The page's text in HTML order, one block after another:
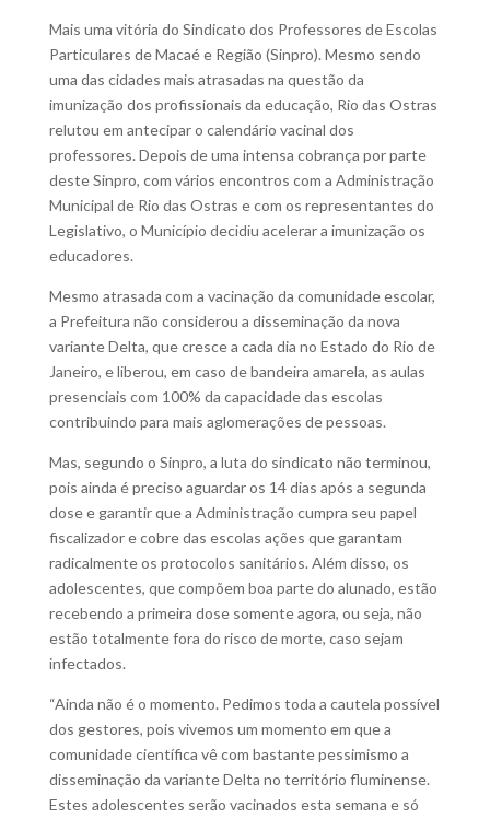
Mais uma vitória do Sindicato dos Professores de Escolas
Particulares de Macaé e Região (Sinpro). Mesmo sendo
uma das cidades mais atrasadas na questão da
imunização dos profissionais da educação, Rio das Ostras
relutou em antecipar o calendário vacinal dos
professores. Depois de uma intensa cobrança por parte
deste Sinpro, com vários encontros com a Administração
Municipal de Rio das Ostras e com os representantes do
Legislativo, o Município decidiu acelerar a imunização os
educadores.
Mesmo atrasada com a vacinação da comunidade escolar,
a Prefeitura não considerou a disseminação da nova
variante Delta, que cresce a cada dia no Estado do Rio de
Janeiro, e liberou, em caso de bandeira amarela, as aulas
presenciais com 100% da capacidade das escolas
contribuindo para mais aglomerações de pessoas.
Mas, segundo o Sinpro, a luta do sindicato não terminou,
pois ainda é preciso aguardar os 14 dias após a segunda
dose e garantir que a Administração cumpra seu papel
fiscalizador e cobre das escolas ações que garantam
radicalmente os protocolos sanitários. Além disso, os
adolescentes, que compõem boa parte do alunado, estão
recebendo a primeira dose somente agora, ou seja, não
estão totalmente fora do risco de morte, caso sejam
infectados.
“Ainda não é o momento. Pedimos toda a cautela possível
dos gestores, pois vivemos um momento em que a
comunidade científica vê com bastante pessimismo a
disseminação da variante Delta no território fluminense.
Estes adolescentes serão vacinados esta semana e só